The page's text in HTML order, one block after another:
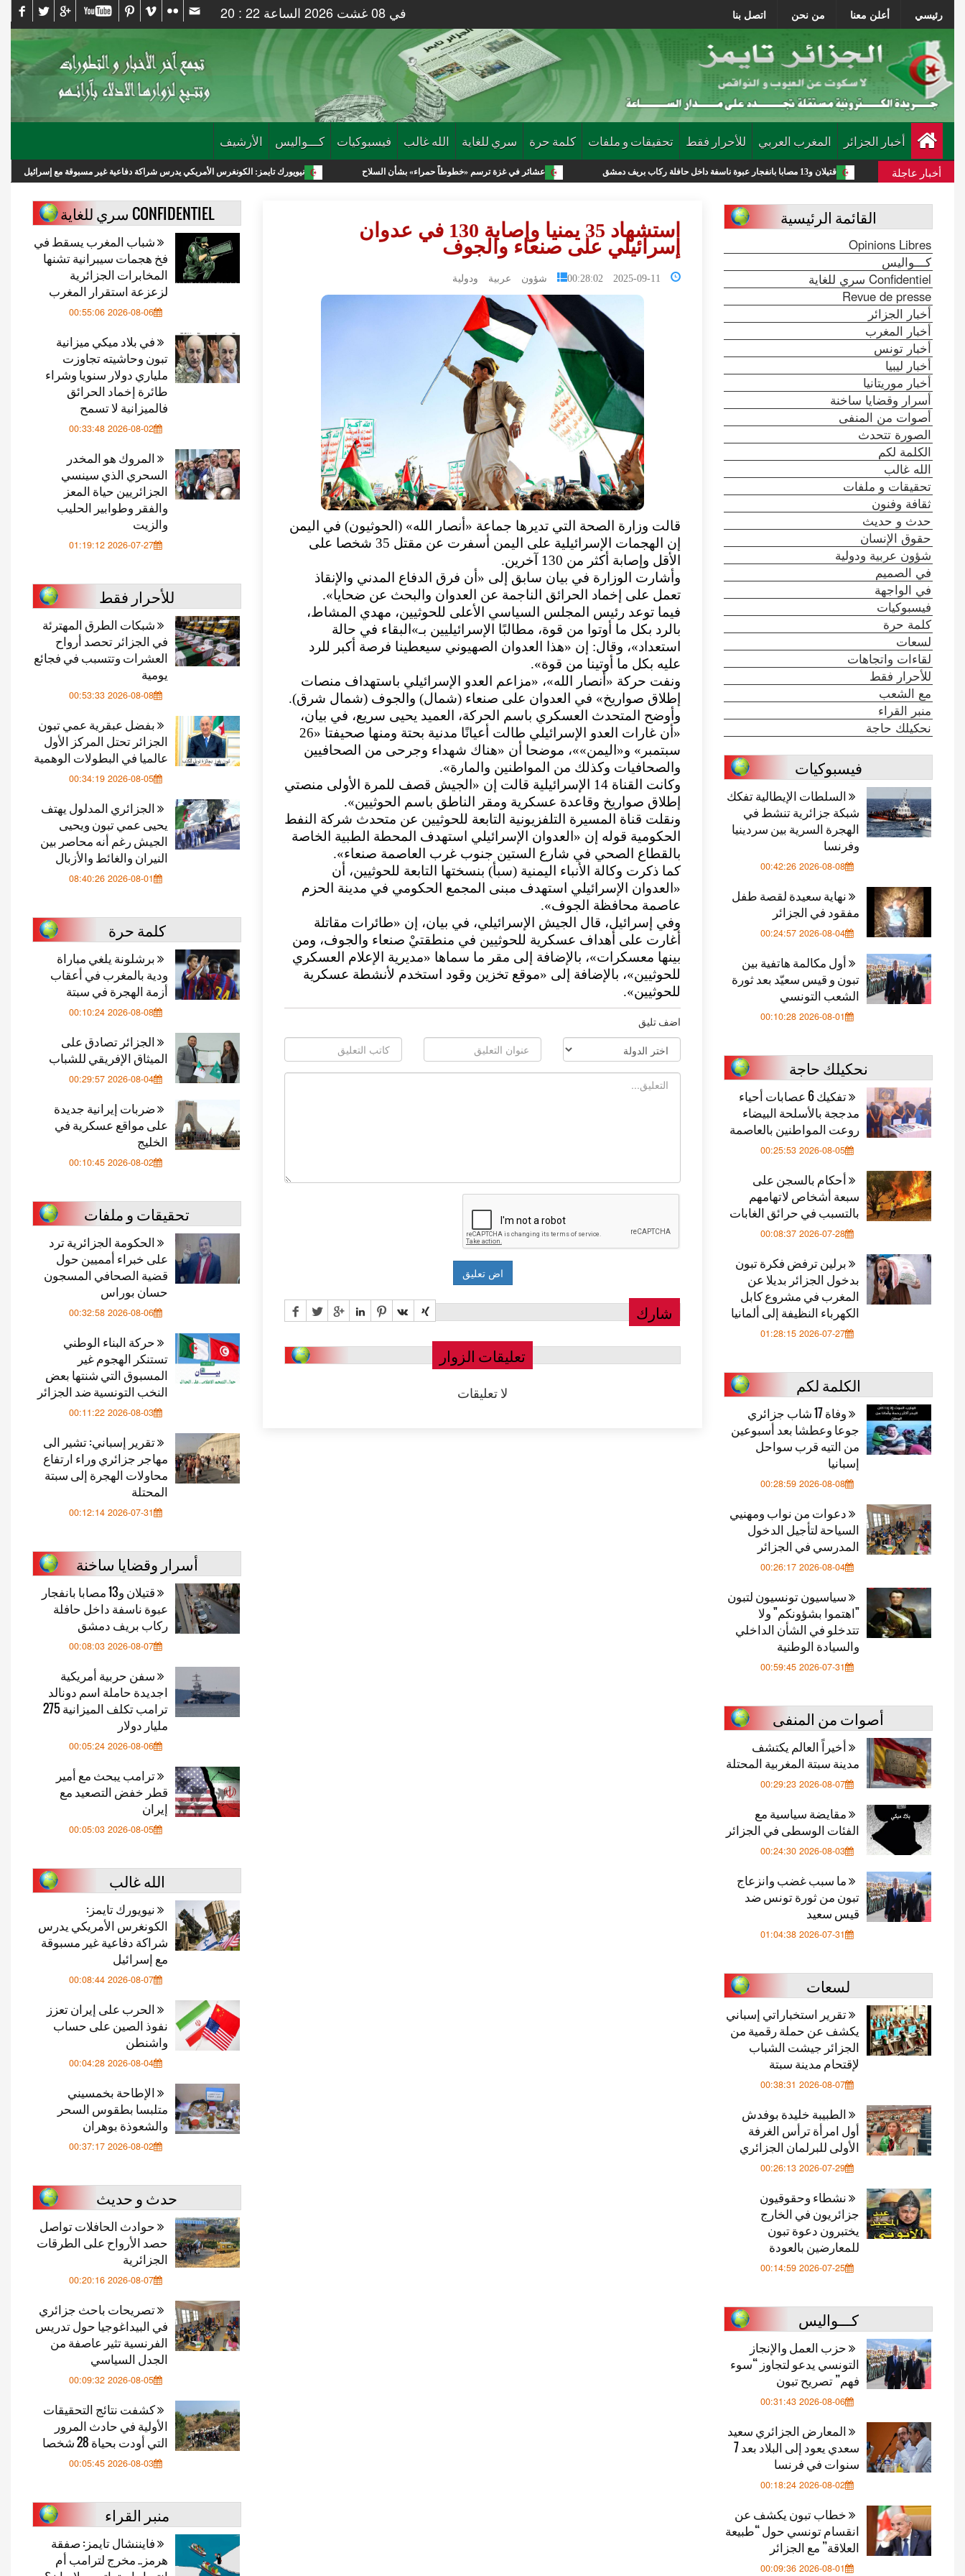
رئيسي أعلن معنا من نحن اتصل بنا في 08 غشت 2026 الساعة 22 : 20
أخبار الجزائر المغرب العربي للأحرار فقط تحقيقات و ملفات كلمة حرة سري للغاية الله غالب فيسبوكيات كـــواليس الأرشيف
أخبار عاجلة إصابة 4 فلسطينيين في هجوم لمستوطنين إسرائيليين وسط الضفة نيويورك تايمز: الكونغرس الأمريكي يدرس شراكة دفاعية غير مسبوقة مع إسرائيل عشائر في غزة ترسم «خطوطاً حمراء» بشأن السلاح قتيلان و13 مصابا بانفجار عبوة ناسفة داخل حافلة ركاب بريف دمشق
CONFIDENTIEL سري للغاية
شباب المغرب يسقط في
فخ هجمات سيبرانية تشنها
المخابرات الجزائرية
لزعزعة استقرار المغرب
2026-08-06 00:55:06
في بلاد ميكي ميزانية
تبون وحاشيته تجاوزت
ملياري دولار سنويا وشراء
طائرة إخماد الحرائق
فالميزانية لا تسمح
2026-08-02 00:33:48
المروك هو المخدر
السحري الذي سينسي
الجزائريين حياة المعز
والفقر وطوابير الحليب
والزيت
2026-07-27 01:19:12
للأحرار فقط
شبكات الطرق المهترئة
في الجزائر تحصد أرواح
العشرات وتتسبب في فجائع
يومية
2026-08-08 00:53:33
بفضل عبقرية عمي تبون
الجزائر تحتل المركز الأول
عالميا في البطولات الوهمية
2026-08-05 00:34:19
الجزائري المدلول يهتف
يحيى عمي تبون ويحيى
الجيش رغم أنه محاصر بين
النيران والغائط والأزبال
2026-08-01 08:40:26
كلمة حرة
برشلونة يلغي مباراة
ودية بالمغرب في أعقاب
أزمة الهجرة في سبتة
2026-08-08 00:10:24
الجزائر تصادق على
الميثاق الإفريقي للشباب
2026-08-04 00:29:57
ضربات إيرانية جديدة
على مواقع عسكرية في
الخليج
2026-08-02 00:10:45
تحقيقات و ملفات
الحكومة الجزائرية ترد
على خبراء أمميين حول
قضية الصحافي المسجون
حسان بوراس
2026-08-06 00:32:58
حركة البناء الوطني
تستنكر الهجوم غير
المسبوق التي شنتها بعض
النخب التونسية ضد الجزائر
2026-08-03 00:11:22
تقرير إسباني: تشير الى
مهاجر جزائري وراء ارتفاع
محاولات الهجرة إلى سبتة
المحتلة
2026-07-31 00:12:14
أسرار وقضايا ساخنة
قتيلان و13 مصابا بانفجار
عبوة ناسفة داخل حافلة
ركاب بريف دمشق
2026-08-07 00:08:03
سفن حربية أمريكية
اجديدة حاملة اسم دونالد
ترامب تكلف الميزانية 275
مليار دولار
2026-08-06 00:05:24
ترامب يبحث مع أمير
قطر خفض التصعيد مع
إيران
2026-08-05 00:05:03
الله غالب
نيويورك تايمز:
الكونغرس الأمريكي يدرس
شراكة دفاعية غير مسبوقة
مع إسرائيل
2026-08-07 00:08:44
الحرب على إيران تعزز
نفوذ الصين على حساب
واشنطن
2026-08-04 00:04:28
الإطاحة بخمسيني
متلبسا بطقوس السحر
والشعوذة بوهران
2026-08-02 00:37:17
حدث و حديث
حوادث الحافلات تواصل
حصد الأرواح على الطرقات
الجزائرية
2026-08-07 00:20:16
تصريحات باحث جزائري
في البيداغوجيا حول تدريس
الفرنسية تثير عاصفة من
الجدل السياسي
2026-08-05 00:09:32
كشفت نتائج التحقيقات
الأولية في حادث المرور
التي أودت بحياة 28 شخصا
2026-08-03 00:05:45
منبر القراء
فايننشال تايمز: صفقة
هرمز.. مخرج لترامب أم
استشهاد 35 يمنيا وإصابة 130 في عدوان
إسرائيلي على صنعاء والجوف
2025-09-11 00:28:02 شؤون عربية ودولية
قالت وزارة الصحة التي تديرها جماعة «أنصار الله» (الحوثيون) في اليمن
إن الهجمات الإسرائيلية على اليمن أسفرت عن مقتل 35 شخصا على
الأقل وإصابة أكثر من 130 آخرين.
وأشارت الوزارة في بيان سابق إلى «أن فرق الدفاع المدني والإنقاذ
تعمل على إخماد الحرائق الناجمة عن العدوان والبحث عن ضحايا».
فيما توعد رئيس المجلس السياسي الأعلى للحوثيين، مهدي المشاط،
بالرد بكل ما أوتوا من قوة، مطالبًا الإسرائيليين بـ»البقاء في حالة
استعداد»، وقال: إن «هذا العدوان الصهيوني سيعطينا فرصة أكبر للرد
عليه بكل ما أوتينا من قوة».
ونفت حركة «أنصار الله»، «مزاعم العدو الإسرائيلي باستهداف منصات
إطلاق صواريخ» في العدوان على صنعاء (شمال) والجوف (شمال شرق).
وأوضح المتحدث العسكري باسم الحركة، العميد يحيى سريع، في بيان،
«أن غارات العدو الإسرائيلي طالت أعيانًا مدنية بحتة ومنها صحيفتا «26
سبتمبر» و«اليمن»»، موضحا أن «هناك شهداء وجرحى من الصحافيين
والصحافيات وكذلك من المواطنين والمارة».
وكانت القناة 14 الإسرائيلية قالت إن «الجيش قصف للمرة الأولى منصتي
إطلاق صواريخ وقاعدة عسكرية ومقر الناطق باسم الحوثيين».
ونقلت قناة المسيرة التلفزيونية التابعة للحوثيين عن متحدث شركة النفط
الحكومية قوله إن «العدوان الإسرائيلي استهدف المحطة الطبية الخاصة
بالقطاع الصحي في شارع الستين جنوب غرب العاصمة صنعاء».
كما ذكرت وكالة الأنباء اليمنية (سبأ) بنسختها التابعة للحوثيين، أن
«العدوان الإسرائيلي استهدف مبنى المجمع الحكومي في مدينة الحزم
عاصمة محافظة الجوف».
وفي إسرائيل، قال الجيش الإسرائيلي، في بيان، إن «طائرات مقاتلة
أغارت على أهداف عسكرية للحوثيين في منطقتيْ صنعاء والجوف، ومن
بينها معسكرات»، بالإضافة إلى مقر ما سماها «مديرية الإعلام العسكري
للحوثيين»، بالإضافة إلى «موقع تخزين وقود استخدم لأنشطة عسكرية
للحوثيين».
اضف تليق
شارك
تعليقات الزوار
لا تعليقات
القائمة الرئيسية
Opinions Libres
كـــواليس
Confidentiel سري للغاية
Revue de presse
أخبار الجزائر
أخبار المغرب
أخبار تونس
أخبار ليبيا
أخبار موريتانيا
أسرار وقضايا ساخنة
أصوات من المنفى
الصورة تتحدث
الكلمة لكم
الله غالب
تحقيقات و ملفات
ثقافة وفنون
حدث و حديث
حقوق الإنسان
شؤون عربية ودولية
في الصميم
في الواجهة
فيسبوكيات
كلمة حرة
لسعات
لقاءات واتجاهات
للأحرار فقط
مع الشعب
منبر القراء
نحكيلك حاجة
فيسبوكيات
السلطات الإيطالية تفكك
شبكة جزائرية تنشط في
الهجرة السرية بين سردينيا
وفرنسا
2026-08-08 00:42:26
نهاية سعيدة لقصة طفل
مفقود في الجزائر
2026-08-04 00:24:57
أول مكالمة هاتفية بين
تبون و قيس سعيّد بعد ثورة
الشعب التونسي
2026-08-01 00:10:28
نحكيلك حاجة
تفكيك 6 عصابات أحياء
مدججة بالأسلحة البيضاء
روعت المواطنين بالعاصمة
2026-08-05 00:25:53
أحكام بالسجن على
سبعة أشخاص لاتهامهم
بالتسبب في حرائق الغابات
2026-07-28 00:08:37
برلين ترفض فكرة تبون
بدخول الجزائر بديلا عن
المغرب في مشروع كابل
الكهرباء النظيفة إلى ألمانيا
2026-07-27 01:28:15
الكلمة لكم
وفاة 17 شاب جزائري
جوعا وعطشا بعد أسبوعين
من التيه قرب سواحل
إسبانيا
2026-08-08 00:28:59
دعوات من نواب ومهنيي
السياحة لتأجيل الدخول
المدرسي في الجزائر
2026-08-04 00:26:17
سياسيون تونسيون لتبون
"اهتموا بشؤونكم" ولا
تتدخلو في الشأن الداخلي
والسيادة الوطنية
2026-07-31 00:59:45
أصوات من المنفى
أخيراً العالم يكتشف
مدينة سبتة المغربية المحتلة
2026-08-07 00:29:23
مقايضة سياسية مع
الفئات الوسطى في الجزائر
2026-08-03 00:24:30
ما سبب غضب وانزعاج
تبون من ثورة تونس ضد
قيس سعيد
2026-07-31 01:04:38
لسعات
تقرير استخباراتي إسباني
يكشف عن حملة رقمية من
الجزائر جيشت الشباب
لإقتحام مدينة سبتة
2026-08-07 00:38:31
الطبيبة خليدة بوفدش
أول امرأة ترأس الغرفة
الأولى للبرلمان الجزائري
2026-07-29 00:26:13
نشطاء وحقوقيون
جزائريون في الخارج
يختبرون دعوة تبون
للمعارضين بالعودة
2026-07-25 00:14:59
كـــواليس
حزب العمل والإنجاز
التونسي يدعو لتجاوز “سوء
فهم” تصريح تبون
2026-08-06 00:31:43
المعارض الجزائري سعيد
سعدي يعود إلى البلاد بعد 7
سنوات في فرنسا
2026-08-02 00:18:24
خطاب تبون يكشف عن
انقسام تونسي حول “طبيعة
العلاقة” مع الجزائر
2026-08-01 00:09:36